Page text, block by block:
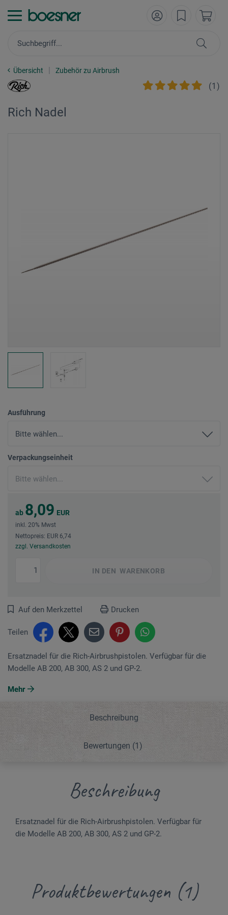
Übersicht Zubehör zu Airbrush
(1 )
Rich Nadel
Ausführung
Verpackungseinheit
ab 8,09 EUR
inkl. 20% Mwst
Nettopreis: EUR 6,74
zzgl. Versandkosten
IN DEN WARENKORB
Auf den Merkzettel Drucken
Teilen
Ersatznadel für die Rich-Airbrushpistolen. Verfügbar für die
Modelle AB 200, AB 300, AS 2 und GP-2.
Mehr
Beschreibung
Bewertungen (1)
Beschreibung
Ersatznadel für die Rich-Airbrushpistolen. Verfügbar für
die Modelle AB 200, AB 300, AS 2 und GP-2.
Produktbewertungen (1)